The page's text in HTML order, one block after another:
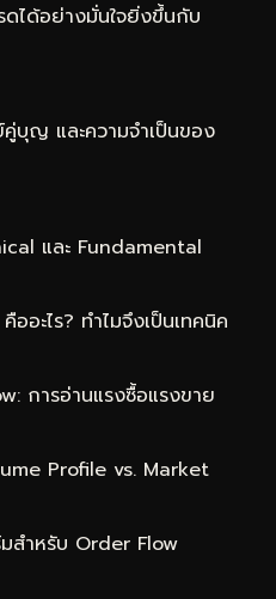
ดได้อย่างมั่นใจยิ่งขึ้นกับ
บุญ และความจำเป็นของ
และ Fundamental
อะไร? ทำไมจึงเป็นเทคนิค
การอ่านแรงซื้อแรงขาย
Profile vs. Market
สำหรับ Order Flow